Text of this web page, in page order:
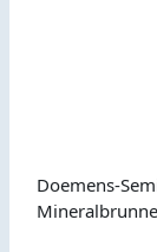
Doemens-